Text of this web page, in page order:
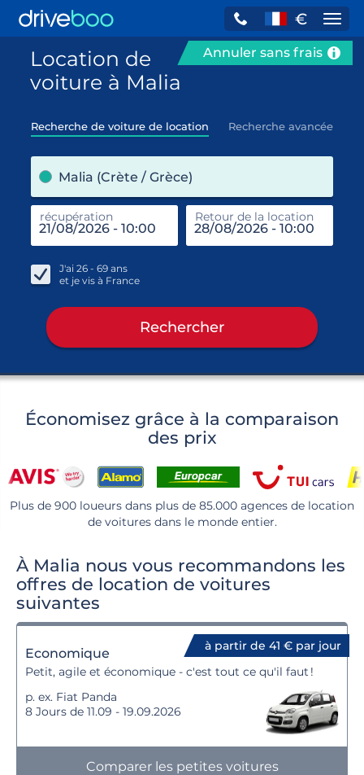
€
Annuler sans frais
Location de
voiture à Malia
Recherche de voiture de location Recherche avancée
Malia (Crète / Grèce)
récupération Retour de la location
J'ai 26 - 69 ans
et je vis à France
Rechercher
Économisez grâce à la comparaison
des prix
Plus de 900 loueurs dans plus de 85.000 agences de location
de voitures dans le monde entier.
À Malia nous vous recommandons les
offres de location de voitures
suivantes
à partir de 41 € par jour
Economique
Petit, agile et économique - c'est tout ce qu'il faut !
p. ex. Fiat Panda
8 Jours de 11.09 - 19.09.2026
Comparer les petites voitures